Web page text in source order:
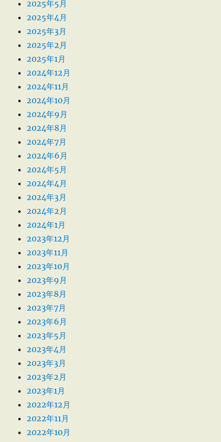
2025年5月
2025年4月
2025年3月
2025年2月
2025年1月
2024年12月
2024年11月
2024年10月
2024年9月
2024年8月
2024年7月
2024年6月
2024年5月
2024年4月
2024年3月
2024年2月
2024年1月
2023年12月
2023年11月
2023年10月
2023年9月
2023年8月
2023年7月
2023年6月
2023年5月
2023年4月
2023年3月
2023年2月
2023年1月
2022年12月
2022年11月
2022年10月